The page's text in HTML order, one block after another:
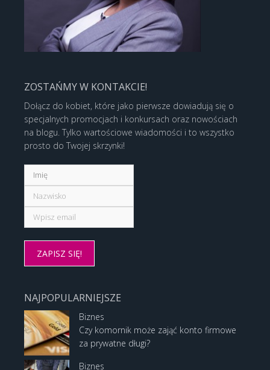
ZOSTAŃMY W KONTAKCIE!
Dołącz do kobiet, które jako pierwsze dowiadują się o
specjalnych promocjach i konkursach oraz nowościach
na blogu. Tylko wartościowe wiadomości i to wszystko
prosto do Twojej skrzynki!
NAJPOPULARNIEJSZE
Biznes
Czy komornik może zająć konto firmowe
za prywatne długi?
Biznes